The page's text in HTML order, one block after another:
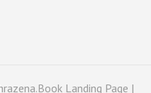
Landing Page |